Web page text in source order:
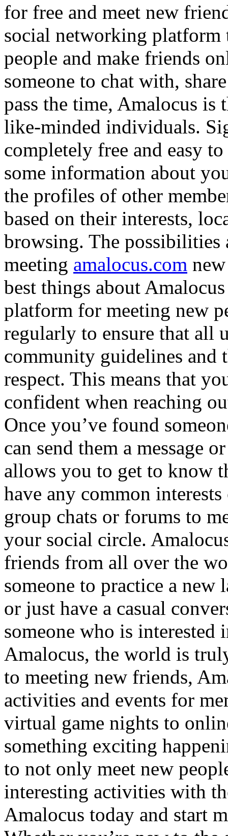
for free and meet new
social networking platform
people and make friends
someone to chat with,
pass the time, Amalocus is
like-minded individuals.
completely free and easy
some information about
the profiles of other
based on their interests,
browsing. The possibilities
meeting amalocus.com
best things about
platform for meeting new
regularly to ensure that all
community guidelines and
respect. This means that
confident when reaching
Once you’ve found
can send them a message
allows you to get to know
have any common
group chats or forums to
your social circle.
friends from all over the
someone to practice a new
or just have a casual
someone who is interested
Amalocus, the world is
to meeting new friends,
activities and events for
virtual game nights to
something exciting
to not only meet new
interesting activities with
Amalocus today and start